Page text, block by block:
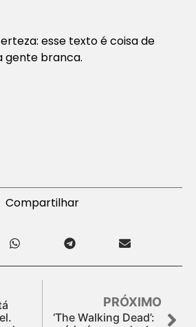
esse texto é coisa de
gente branca.
Compartilhar
PRÓXIMO
‘The Walking Dead’: